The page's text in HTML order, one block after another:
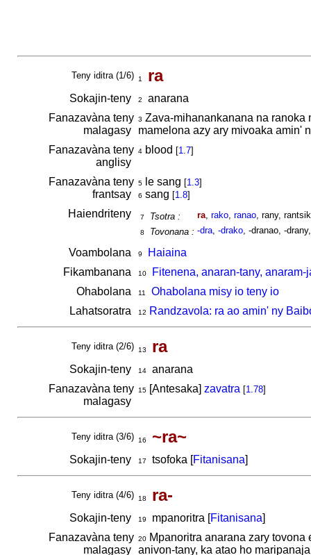
Teny iditra (1/6) 1 ra
Sokajin-teny 2
anarana
Fanazavàna teny
malagasy
3 Zava-mihanankanana na ranoka
mamelona azy ary mivoaka amin'
Fanazavàna teny
anglisy
4blood [1.7]
Fanazavàna teny
frantsay
5le sang [1.3]
6 sang [1.8]
Haiendriteny 7 Tsotra : ra, rako, ranao, rany,
8 Tovonana : -dra, -drako, -dranao, -
Voambolana 9
Haiaina
Fikambanana
10
Fitenena, anaran-tany,
Ohabolana
11
Ohabolana misy io teny io
Lahatsoratra
12 Randzavola: ra ao amin' ny
Teny iditra (2/6) 13 ra
Sokajin-teny 14anarana
Fanazavàna teny
malagasy
15[Antesaka] zavatra [1.78]
Teny iditra (3/6) 16 ~ra~
Sokajin-teny 17 tsofoka [Fitanisana]
Teny iditra (4/6) 18 ra-
Sokajin-teny 19 mpanoritra [Fitanisana]
Fanazavàna teny
malagasy
20Mpanoritra anarana zary tovona
anivon-tany, ka atao ho